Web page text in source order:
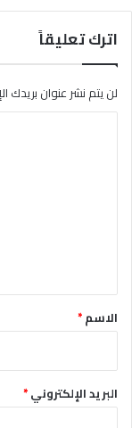
اترك تعليقاً
لن يتم نشر عنوان بريدك
*الاسم*
البريد الإلكتروني*